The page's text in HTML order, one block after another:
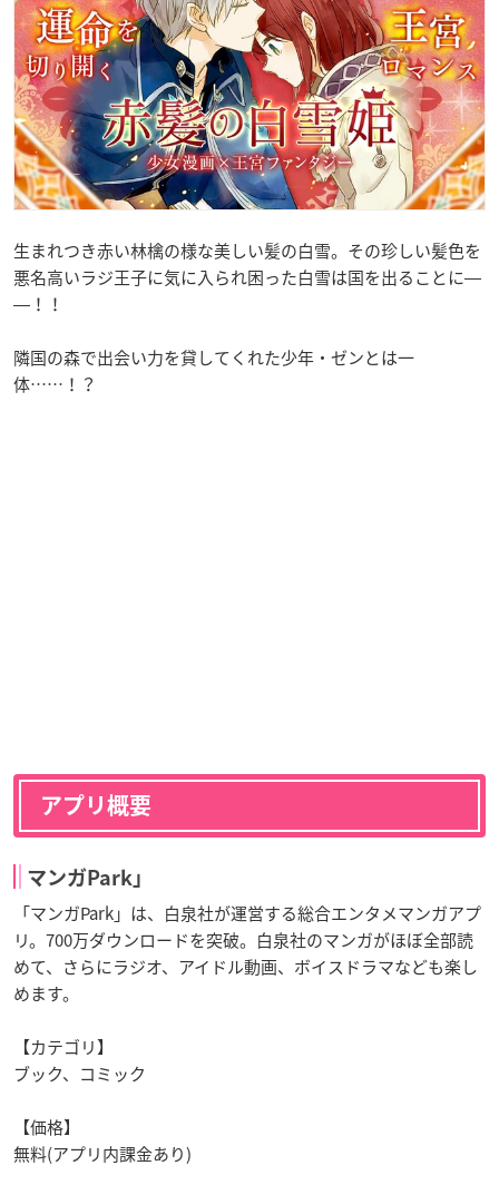
生まれつき赤い林檎の様な美しい髪の白雪。その珍しい髪色を
悪名高いラジ王子に気に入られ困った白雪は国を出ることに―
―！！
隣国の森で出会い力を貸してくれた少年・ゼンとは一
体……！？
アプリ概要
マンガPark」
「マンガPark」は、白泉社が運営する総合エンタメマンガアプ
リ。700万ダウンロードを突破。白泉社のマンガがほぼ全部読
めて、さらにラジオ、アイドル動画、ボイスドラマなども楽し
めます。
【カテゴリ】
ブック、コミック
【価格】
無料(アプリ内課金あり)